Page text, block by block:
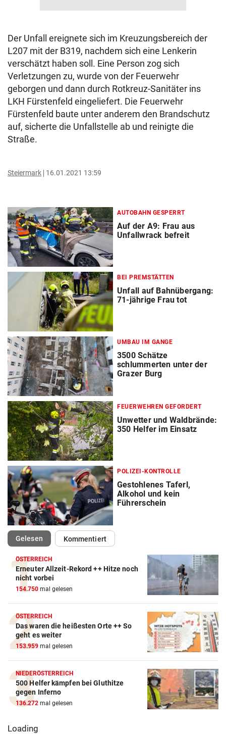
Der Unfall ereignete sich im Kreuzungsbereich der
L207 mit der B319, nachdem sich eine Lenkerin
verschätzt haben soll. Eine Person zog sich
Verletzungen zu, wurde von der Feuerwehr
geborgen und dann durch Rotkreuz-Sanitäter ins
LKH Fürstenfeld eingeliefert. Die Feuerwehr
Fürstenfeld baute unter anderem den Brandschutz
auf, sicherte die Unfallstelle ab und reinigte die
Straße.
Steiermark 16.01.2021 13:59
AUTOBAHN GESPERRT
Auf der A9: Frau aus
Unfallwrack befreit
BEI PREMSTÄTTEN
Unfall auf Bahnübergang:
71-jährige Frau tot
UMBAU IM GANGE
3500 Schätze
schlummerten unter der
Grazer Burg
FEUERWEHREN GEFORDERT
Unwetter und Waldbrände:
350 Helfer im Einsatz
POLIZEI-KONTROLLE
Gestohlenes Taferl,
Alkohol und kein
Führerschein
Gelesen(ausgewählt)Kommentiert
ÖSTERREICH
Erneuter Allzeit-Rekord ++ Hitze noch
nicht vorbei
154.750 mal gelesen
ÖSTERREICH
Das waren die heißesten Orte ++ So
geht es weiter
153.959 mal gelesen
NIEDERÖSTERREICH
500 Helfer kämpfen bei Gluthitze
gegen Inferno
136.272 mal gelesen
Loading